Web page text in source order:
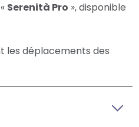
Serenità Pro », disponible
les déplacements des